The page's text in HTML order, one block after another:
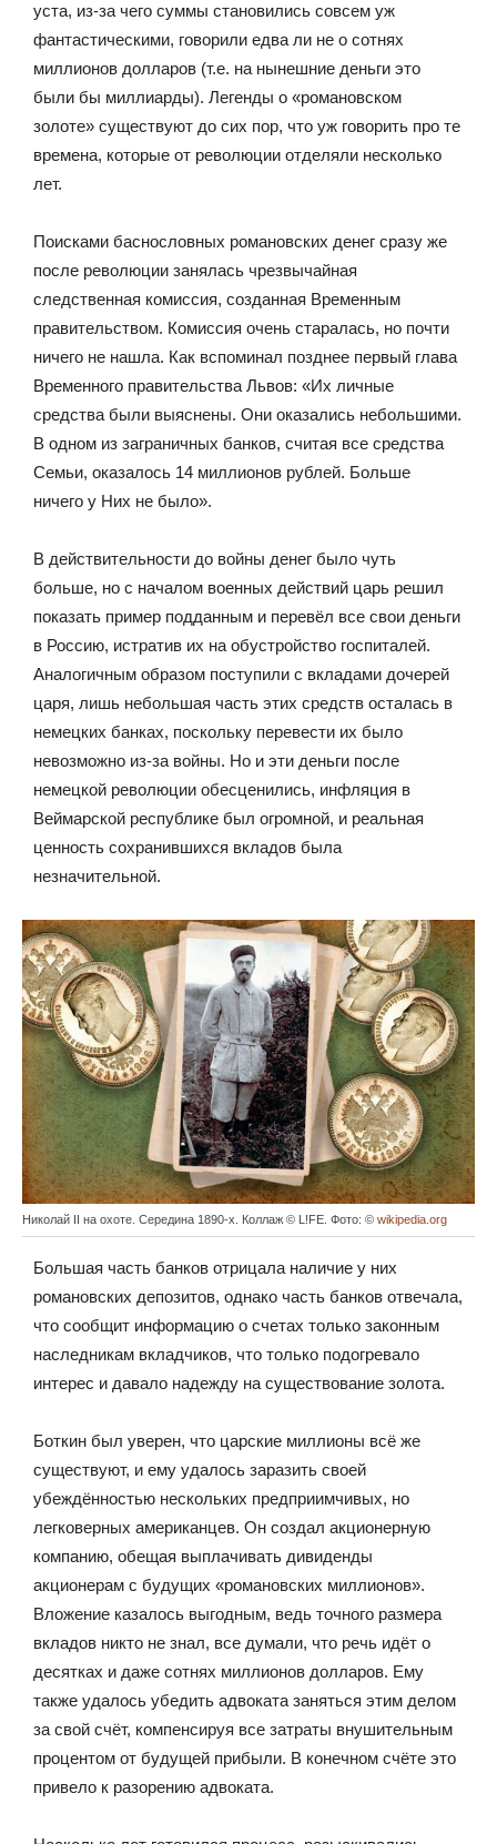
уста, из-за чего суммы становились совсем уж
фантастическими, говорили едва ли не о сотнях
миллионов долларов (т.е. на нынешние деньги это
были бы миллиарды). Легенды о «романовском
золоте» существуют до сих пор, что уж говорить про те
времена, которые от революции отделяли несколько
лет.
Поисками баснословных романовских денег сразу же
после революции занялась чрезвычайная
следственная комиссия, созданная Временным
правительством. Комиссия очень старалась, но почти
ничего не нашла. Как вспоминал позднее первый глава
Временного правительства Львов: «Их личные
средства были выяснены. Они оказались небольшими.
В одном из заграничных банков, считая все средства
Семьи, оказалось 14 миллионов рублей. Больше
ничего у Них не было».
В действительности до войны денег было чуть
больше, но с началом военных действий царь решил
показать пример подданным и перевёл все свои деньги
в Россию, истратив их на обустройство госпиталей.
Аналогичным образом поступили с вкладами дочерей
царя, лишь небольшая часть этих средств осталась в
немецких банках, поскольку перевести их было
невозможно из-за войны. Но и эти деньги после
немецкой революции обесценились, инфляция в
Веймарской республике был огромной, и реальная
ценность сохранившихся вкладов была
незначительной.
Николай II на охоте. Середина 1890-х. Коллаж © L!FE. Фото: © wikipedia.org
Большая часть банков отрицала наличие у них
романовских депозитов, однако часть банков отвечала,
что сообщит информацию о счетах только законным
наследникам вкладчиков, что только подогревало
интерес и давало надежду на существование золота.
Боткин был уверен, что царские миллионы всё же
существуют, и ему удалось заразить своей
убеждённостью нескольких предприимчивых, но
легковерных американцев. Он создал акционерную
компанию, обещая выплачивать дивиденды
акционерам с будущих «романовских миллионов».
Вложение казалось выгодным, ведь точного размера
вкладов никто не знал, все думали, что речь идёт о
десятках и даже сотнях миллионов долларов. Ему
также удалось убедить адвоката заняться этим делом
за свой счёт, компенсируя все затраты внушительным
процентом от будущей прибыли. В конечном счёте это
привело к разорению адвоката.